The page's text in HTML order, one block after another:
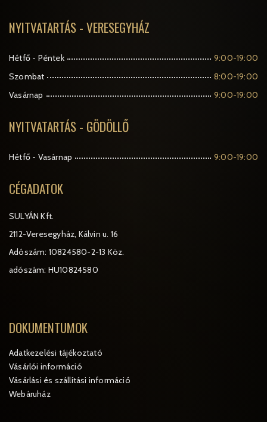
NYITVATARTÁS - VERESEGYHÁZ
Hétfő - Péntek
9:00-19:00
Szombat
8:00-19:00
Vasárnap
9:00-19:00
NYITVATARTÁS - GÖDÖLLŐ
Hétfő - Vasárnap 9:00-19:00
CÉGADATOK
SULYÁN Kft.
2112-Veresegyház, Kálvin u. 16
Adószám: 10824580-2-13 Köz.
adószám: HU10824580
DOKUMENTUMOK
Adatkezelési tájékoztató
Vásárlói információ
Vásárlási és szállítási információ
Webáruház